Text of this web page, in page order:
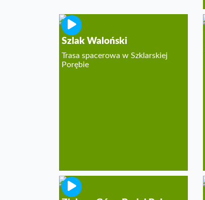
Szlak Waloński
Trasa spacerowa w Szklarskiej
Porębie